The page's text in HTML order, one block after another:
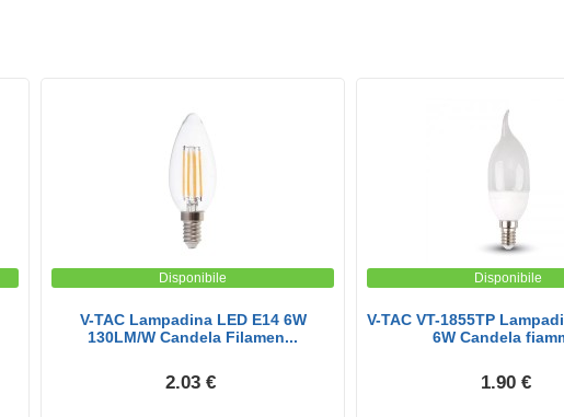
Disponibile
V-TAC Lampadina LED E14 6W
130LM/W Candela Filamen...
2.03 €
Disponibile
V-TAC VT-1855TP
6W Candela
1.90 €